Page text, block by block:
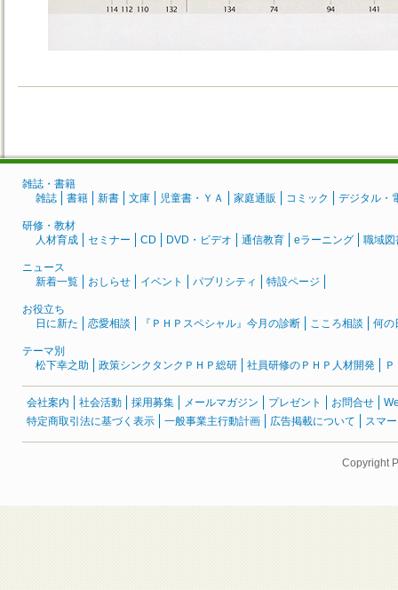
雑誌・書籍
雑誌
書籍 新書 文庫 児童書・ＹＡ 家庭通販 コミック デジタル・
研修・教材
人材育成
セミナー CD DVD・ビデオ 通信教育 eラーニング 職域図
ニュース
新着一覧
おしらせ イベント パブリシティ 特設ページ
お役立ち
日に新た
恋愛相談 『ＰＨＰスペシャル』今月の診断 こころ相談 何の
テーマ別
松下幸之助
政策シンクタンクＰＨＰ総研 社員研修のＰＨＰ人材開発
会社案内 社会活動 採用募集 メールマガジン プレゼント お問合せ
特定商取引法に基づく表示
一般事業主行動計画 広告掲載について スマ
Copyright